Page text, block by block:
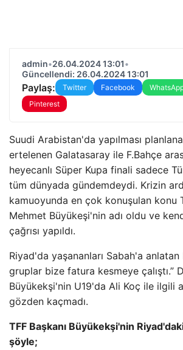
admin•26.04.2024 13:01•
Güncellendi: 26.04.2024 13:01
Paylaş: Twitter Facebook
Pinterest
Suudi Arabistan'da yapılması
ertelenen Galatasaray ile F.Bahçe
heyecanlı Süper Kupa finali sadece
tüm dünyada gündemdeydi. Krizin
kamuoyunda en çok konuşulan konu
Mehmet Büyükeşi'nin adı oldu ve
çağrısı yapıldı.
Riyad'da yaşananları Sabah'a anlatan
gruplar bize fatura kesmeye çalıştı.”
Büyükekşi'nin U19'da Ali Koç ile ilgili
gözden kaçmadı.
TFF Başkanı Büyükekşi'nin
şöyle;